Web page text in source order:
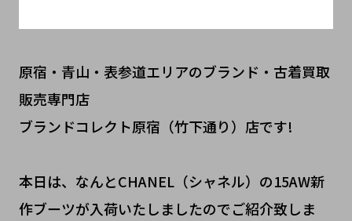
原宿・青山・表参道エリアのブランド・古着買取
販売専門店
ブランドコレクト原宿（竹下通り）店です!
本日は、なんとCHANEL（シャネル）の15AW新
作ブーツが入荷いたしましたのでご紹介致しま